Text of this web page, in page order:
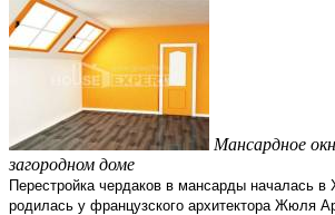
Мансардное
загородном доме
Перестройка чердаков в мансарды началась в
родилась у французского архитектора Жюля